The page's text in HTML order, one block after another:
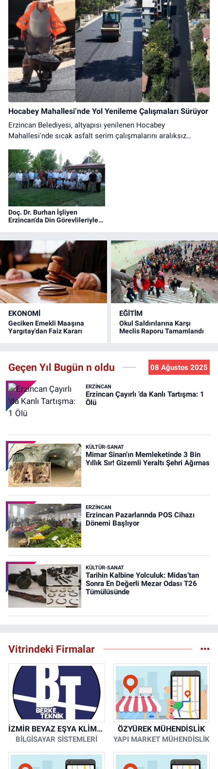
Hocabey Mahallesi’nde Yol Yenileme Çalışmaları Sürüyor
Erzincan Belediyesi, altyapısı yenilenen Hocabey
Mahallesi'nde sıcak asfalt serim çalışmalarını aralıksız
Doç. Dr. Burhan İşliyen
Erzincan'da Din Görevlileriyle
EKONOMİ
Geciken Emekli Maaşına
Yargıtay'dan Faiz Kararı
EĞİTİM
Okul Saldırılarına Karşı
Meclis Raporu Tamamlandı
Geçen Yıl Bugün n oldu 08 Ağustos 2025
ERZINCAN
Erzincan Çayırlı ’da Kanlı Tartışma: 1
Ölü
KÜLTÜR-SANAT
Mimar Sinan’ın Memleketinde 3 Bin
Yıllık Sır! Gizemli Yeraltı Şehri Ağırnas
ERZINCAN
Erzincan Pazarlarında POS Cihazı
Dönemi Başlıyor
KÜLTÜR-SANAT
Tarihin Kalbine Yolculuk: Midas’tan
Sonra En Değerli Mezar Odası T26
Tümülüsünde
Vitrindeki Firmalar
İZMİR BEYAZ EŞYA KLİMA KOMBİ SERVİSİ
BİLGİSAYAR SİSTEMLERİ
ÖZYÜREK MÜHENDİSLİK
YAPI MARKET MÜHENDİSLİK